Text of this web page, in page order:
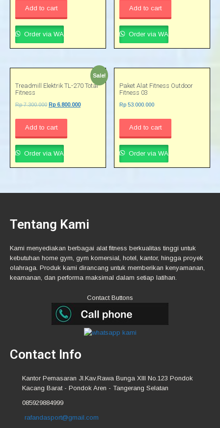
Add to cart
Order via WA
Add to cart
Order via WA
Sale!
Treadmill Elektrik TL-270 Total
Fitness
Rp7.300.000 Rp6.800.000
Add to cart
Order via WA
Paket Alat Fitness Outdoor
Fitness 03
Rp 53.000.000
Add to cart
Order via WA
Tentang Kami
Kami menyediakan berbagai alat fitness berkualitas tinggi untuk
kebutuhan home gym, gym komersial, hotel, kantor, hingga proyek
olahraga. Produk kami dirancang untuk memberikan kenyamanan,
keamanan, dan performa maksimal dalam setiap latihan.
Contact Buttons
Contact Info
Kantor Pemasaran Jl.Kav.Rawa Bunga XIII No.123 Pondok
Kacang Barat - Pondok Aren - Tangerang Selatan
085929884999
rafandasport@gmail.com